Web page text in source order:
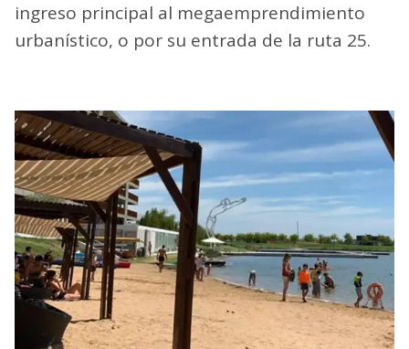
ingreso principal al megaemprendimiento
urbanístico, o por su entrada de la ruta 25.